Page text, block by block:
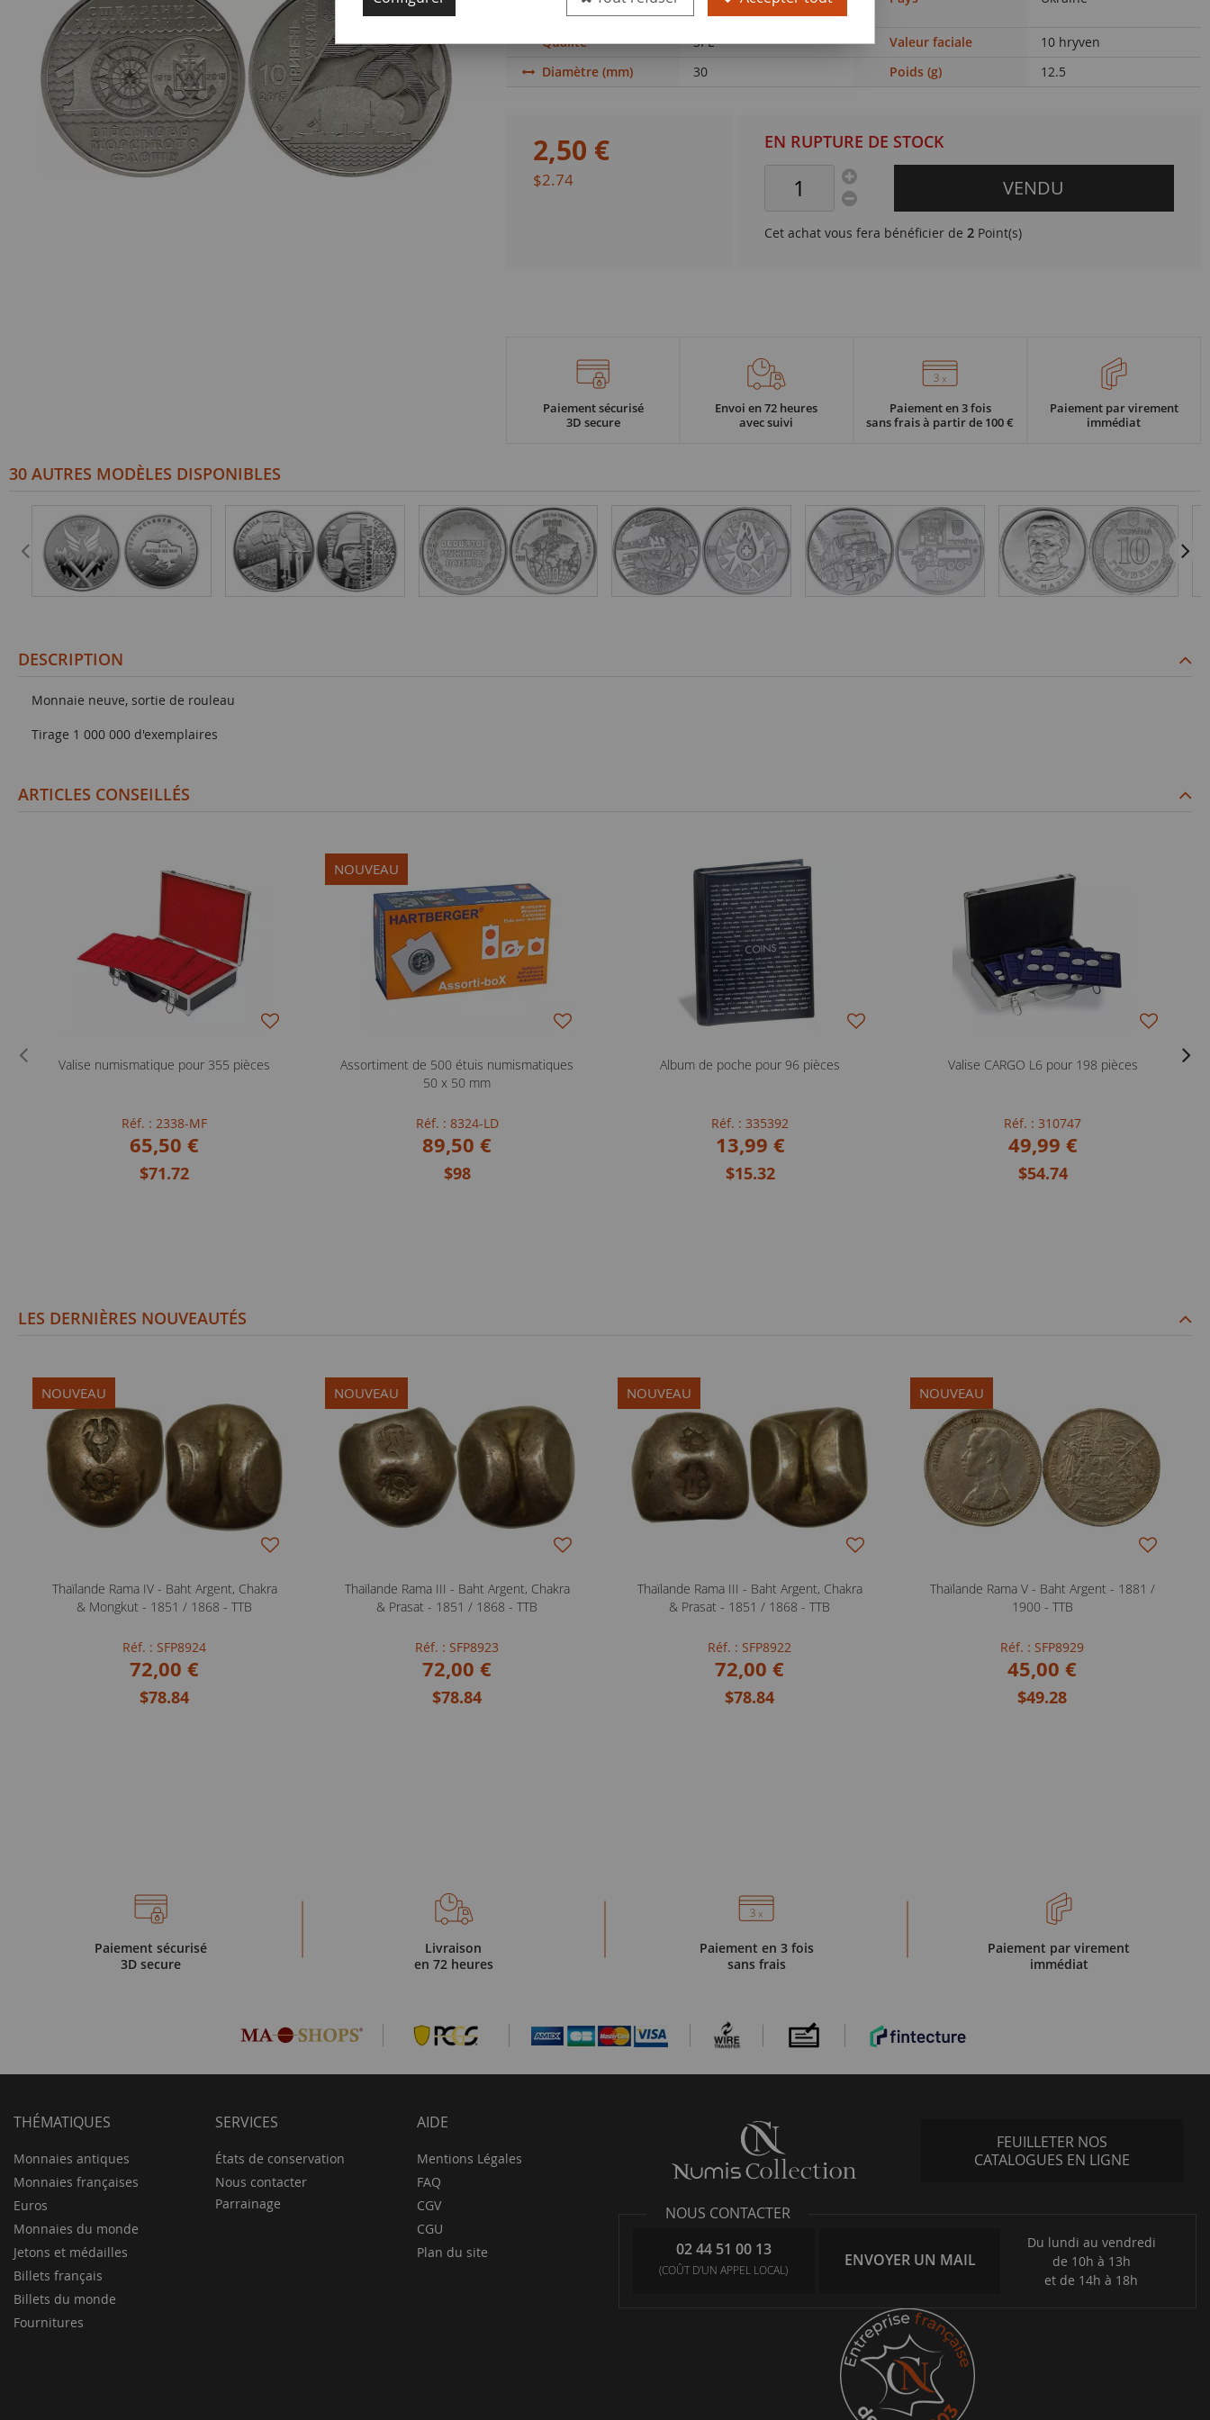
New.2018)
Qualité SPL Valeur faciale
10 hryven
Diamètre (mm)
30 Poids (g) 12.5
2,50 €
$2.74
EN RUPTURE DE STOCK
VENDU
Cet achat vous fera bénéficier de2 Point(s)
Paiement sécurisé
3D secure
Envoi en 72 heures
avec suivi
Paiement en 3 fois
sans frais à partir de 100 €
Paiement par virement
immédiat
30 AUTRES MODÈLES DISPONIBLES
DESCRIPTION
Monnaie neuve, sortie de rouleau
Tirage 1 000 000 d'exemplaires
ARTICLES CONSEILLÉS
Valise numismatique pour 355 pièces
Réf. : 2338-MF
65,50 €
$71.72
NOUVEAU
Assortiment de 500 étuis numismatiques
50 x 50 mm
Réf. : 8324-LD
89,50 €
$98
Album de poche pour 96 pièces
Réf. : 335392
13,99 €
$15.32
Valise CARGO L6 pour 198 pièces
Réf. : 310747
49,99 €
$54.74
LES DERNIÈRES NOUVEAUTÉS
NOUVEAU
Thaïlande Rama IV - Baht Argent, Chakra
& Mongkut - 1851 / 1868 - TTB
Réf. : SFP8924
72,00 €
$78.84
NOUVEAU
Thaïlande Rama III - Baht Argent, Chakra
& Prasat - 1851 / 1868 - TTB
Réf. : SFP8923
72,00 €
$78.84
NOUVEAU
Thaïlande Rama III - Baht Argent, Chakra
& Prasat - 1851 / 1868 - TTB
Réf. : SFP8922
72,00 €
$78.84
NOUVEAU
Thaïlande Rama V - Baht Argent - 1881 /
1900 - TTB
Réf. : SFP8929
45,00 €
$49.28
Paiement sécurisé
3D secure
Livraison
en 72 heures
Paiement en 3 fois
sans frais
Paiement par virement
immédiat
THÉMATIQUES
Monnaies antiques
Monnaies françaises
Euros
Monnaies du monde
Jetons et médailles
Billets français
Billets du monde
Fournitures
SERVICES
États de conservation
Nous contacter
Parrainage
AIDE
Mentions Légales
FAQ
CGV
CGU
Plan du site
FEUILLETER NOS
CATALOGUES EN LIGNE
NOUS CONTACTER
02 44 51 00 13
(COÛT D'UN APPEL LOCAL)
ENVOYER UN MAIL
Du lundi au vendredi
de 10h à 13h
et de 14h à 18h